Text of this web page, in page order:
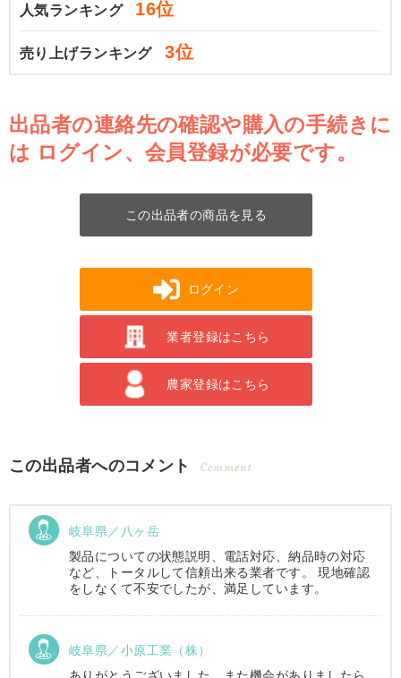
人気ランキング 16位
売り上げランキング 3位
出品者の連絡先の確認や購入の手続きに
は ログイン、会員登録が必要です。
この出品者の商品を見る
ログイン
業者登録はこちら
農家登録はこちら
この出品者へのコメント Comment
岐阜県／八ヶ岳
製品についての状態説明、電話対応、納品時の対応
など、トータルして信頼出来る業者です。 現地確認
をしなくて不安でしたが、満足しています。
岐阜県／小原工業（株）